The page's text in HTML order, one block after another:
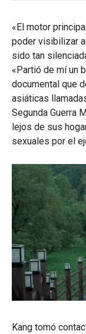
«El motor
poder visibilizar
sido tan
«Partió de mí un
documental que
asiáticas
Segunda Guerra
lejos de sus
sexuales por el
Kang tomó